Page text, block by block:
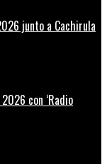
junto a Cachirula
con ‘Radio